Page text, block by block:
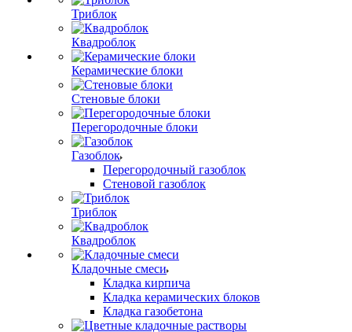
Триблок
Квадроблок
Керамические блоки
Стеновые блоки
Перегородочные блоки
Газоблок
Перегородочный газоблок
Стеновой газоблок
Триблок
Квадроблок
Кладочные смеси
Кладка кирпича
Кладка керамических блоков
Кладка газобетона